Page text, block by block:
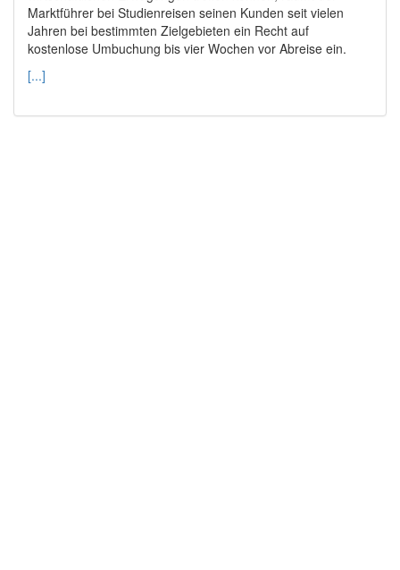
Marktführer bei Studienreisen seinen Kunden seit vielen
Jahren bei bestimmten Zielgebieten ein Recht auf
kostenlose Umbuchung bis vier Wochen vor Abreise ein.
[...]